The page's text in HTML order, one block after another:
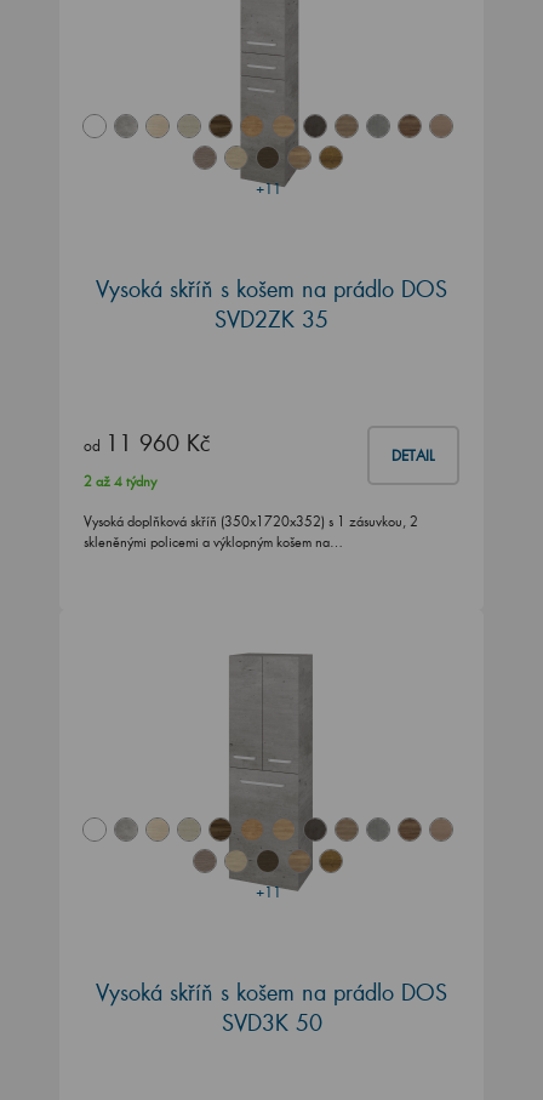
+11
Vysoká skříň s košem na prádlo DOS
SVD2ZK 35
od 11 960 Kč DETAIL
2 až 4 týdny
Vysoká doplňková skříň (350x1720x352) s 1 zásuvkou, 2
skleněnými policemi a výklopným košem na…
+11
Vysoká skříň s košem na prádlo DOS
SVD3K 50